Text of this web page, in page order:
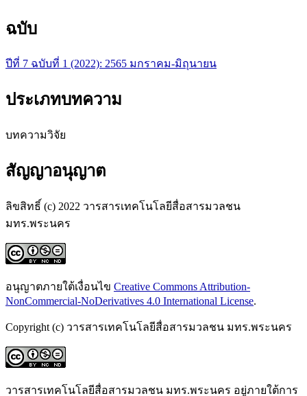
ฉบับ
ปีที่ 7 ฉบับที่ 1 (2022): 2565 มกราคม-มิถุนายน
ประเภทบทความ
บทความวิจัย
สัญญาอนุญาต
ลิขสิทธิ์ (c) 2022 วารสารเทคโนโลยีสื่อสารมวลชน
มทร.พระนคร
อนุญาตภายใต้เงื่อนไข Creative Commons Attribution-
NonCommercial-NoDerivatives 4.0 International License.
Copyright (c) วารสารเทคโนโลยีสื่อสารมวลชน มทร.พระนคร
วารสารเทคโนโลยีสื่อสารมวลชน มทร.พระนคร อยู่ภายใต้การ